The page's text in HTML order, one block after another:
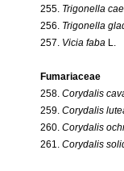
255. Trigonella
256. Trigonella
257. Vicia faba L.
Fumariaceae
258. Corydalis
259. Corydalis
260. Corydalis
261. Corydalis